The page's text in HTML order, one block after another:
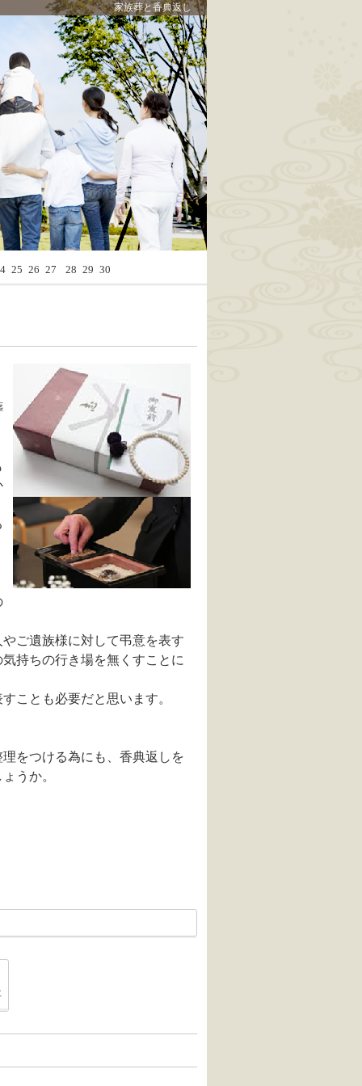
家族葬と香典返し
25 26 27 28 29 30
ご遺族様に対して弔意を表す
持ちの行き場を無くすことに
ことも必要だと思います。
をつける為にも、香典返しを
うか。